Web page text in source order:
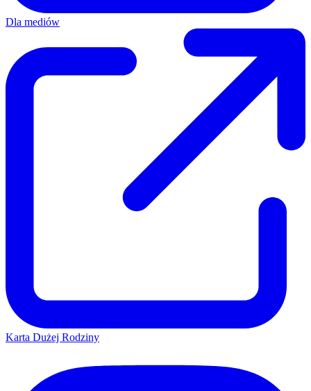
Dla mediów
Karta Dużej Rodziny